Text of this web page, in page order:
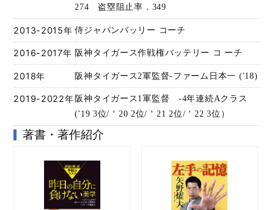
274 盗塁阻止率．349
2013-2015年 侍ジャパンバッリー コーチ
2016-2017年 阪神タイガース作戦権バッテリー コ ーチ
2018年 阪神タイガース2軍監督-ファーム日本一 ('18)
2019-2022年 阪神タイガース1軍監督 -4年連続Aクラス
('19 3位/＇20 2位/＇21 2位/＇22 3位）
著書・著作紹介